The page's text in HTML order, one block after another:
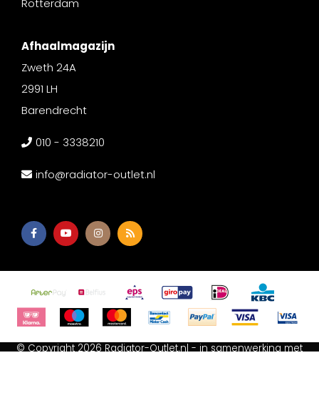
Afhaalmagazijn
Zweth 24A
2991 LH
Barendrecht
010 - 3338210
info@radiator-outlet.nl
© Copyright 2026 Radiator-Outlet.nl - in samenwerking met